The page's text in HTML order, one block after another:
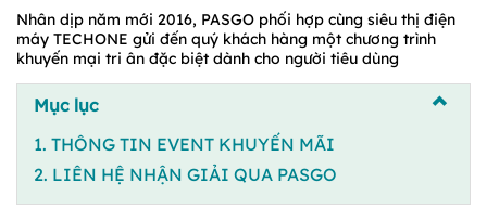
Nhân dịp năm mới 2016, PASGO phối hợp cùng siêu thị điện
máy TECHONE gửi đến quý khách hàng một chương trình
khuyến mại tri ân đặc biệt dành cho người tiêu dùng
Mục lục
1. THÔNG TIN EVENT KHUYẾN MÃI
2. LIÊN HỆ NHẬN GIẢI QUA PASGO